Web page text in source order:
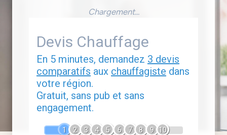
Chargement...
Devis Chauffage
En 5 minutes, demandez 3 devis
comparatifs aux chauffagiste dans
votre région.
Gratuit, sans pub et sans
engagement.
1 2 3 4 5 6 7 8 9 10